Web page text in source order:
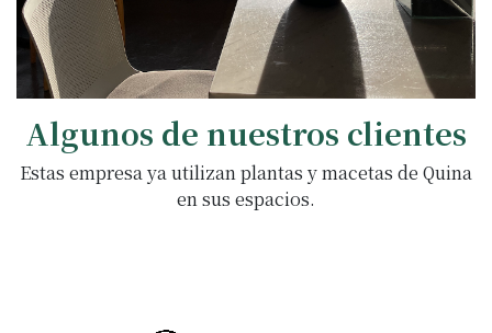
Algunos de nuestros clientes
Estas empresa ya utilizan plantas y macetas de Quina
en sus espacios.